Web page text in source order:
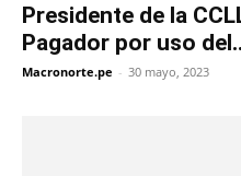
Presidente de la
Pagador por uso
Macronorte.pe - 30 mayo, 2023